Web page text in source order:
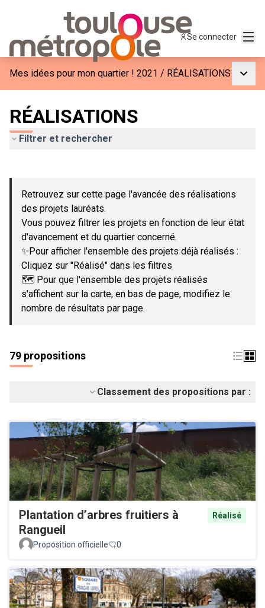
Se connecter
Mes idées pour mon quartier ! 2021 / RÉALISATIONS
RÉALISATIONS
Filtrer et rechercher
−
Retrouvez sur cette page l'avancée des réalisations
des projets lauréats.
Vous pouvez filtrer les projets en fonction de leur état
d'avancement et du quartier concerné.
✨Pour afficher l'ensemble des projets déjà réalisés :
Cliquez sur "Réalisé" dans les filtres
🗺️ Pour que l'ensemble des projets réalisés
s'affichent sur la carte, en bas de page, modifiez le
nombre de résultats par page.
79 propositions
Classement des propositions par :
Plantation d’arbres fruitiers à
Rangueil
Réalisé
Proposition officielle 0